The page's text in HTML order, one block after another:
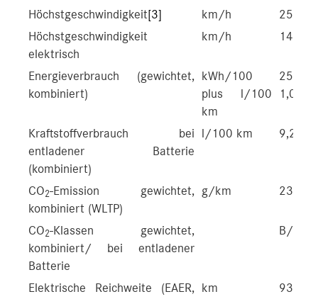
Höchstgeschwindigkeit[3] km/h
250/
Höchstgeschwindigkeit
elektrisch
km/h 140
Energieverbrauch (gewichtet,
kombiniert)
kWh/100
plus l/100
km
25,9-
1,0-0,8
Kraftstoffverbrauch bei
entladener Batterie
(kombiniert)
l/100 km 9,2-8,6
CO2-Emission gewichtet,
kombiniert (WLTP)
g/km 23-19
CO2-Klassen gewichtet,
kombiniert/ bei entladener
Batterie
B/G
Elektrische Reichweite (EAER,
km 93-101